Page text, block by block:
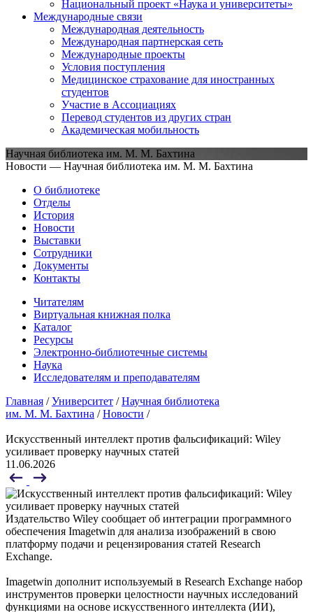
Национальный проект «Наука и университеты»
Международные связи
Международная деятельность
Международная партнерская сеть
Международные проекты
Условия поступления
Медицинское страхование для иностранных
студентов
Участие в Ассоциациях
Перевод студентов из других стран
Академическая мобильность
Научная библиотека им. М. М. Бахтина
Новости — Научная библиотека им. М. М. Бахтина
О библиотеке
Отделы
История
Новости
Выставки
Сотрудники
Документы
Контакты
Читателям
Виртуальная книжная полка
Каталог
Ресурсы
Электронно-библиотечные системы
Наука
Исследователям и преподавателям
Главная /Университет /Научная библиотека
им. М. М. Бахтина /Новости /
Искусственный интеллект против фальсификаций: Wiley
усиливает проверку научных статей
11.06.2026
Издательство Wiley сообщает об интеграции программного
обеспечения Imagetwin для анализа изображений в свою
платформу подачи и рецензирования статей Research
Exchange.
Imagetwin дополнит используемый в Research Exchange набор
инструментов проверки целостности научных исследований
функциями на основе искусственного интеллекта (ИИ),